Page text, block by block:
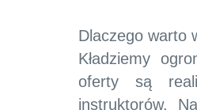
Dlaczego warto
Kładziemy
oferty są
instruktorów.